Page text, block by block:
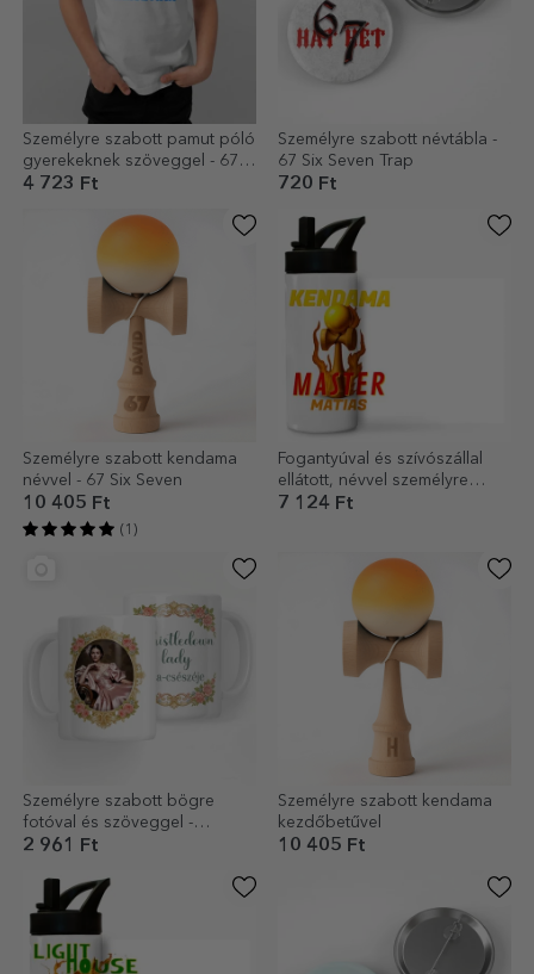
Személyre szabott pamut póló
gyerekeknek szöveggel - 67
Six Seven
4 723 Ft
Személyre szabott névtábla -
67 Six Seven Trap
720 Ft
Személyre szabott kendama
névvel - 67 Six Seven
10 405 Ft
(1)
Fogantyúval és szívószállal
ellátott, névvel személyre
szabott termosz gyerekeknek
7 124 Ft
Személyre szabott bögre
fotóval és szöveggel -
Bridgerton Aesthetic
2 961 Ft
Személyre szabott kendama
kezdőbetűvel
10 405 Ft